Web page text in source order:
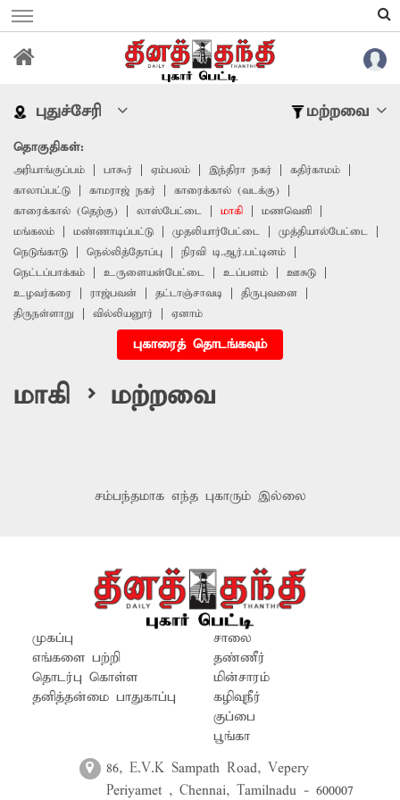
புதுச்சேரி மற்றவை
தொகுதிகள்:
அரியாங்குப்பம் பாகூர் ஏம்பலம் இந்திரா நகர்
கதிர்காமம்
காலாப்பட்டு
காமராஜ் நகர்
காரைக்கால் (வடக்கு)
காரைக்கால் (தெற்கு)
லாஸ்பேட்டை மாகி
மணவெளி
மங்கலம்
மண்ணாடிப்பட்டு முதலியார்பேட்டை
முத்தியால்பேட்டை
நெடுங்காடு
நெல்லித்தோப்பு
நிரவி டி.ஆர்.பட்டினம்
நெட்டப்பாக்கம்
உருளையன்பேட்டை உப்பளம்
ஊசுடு
உழவர்கரை
ராஜ்பவன் தட்டாஞ்சாவடி
திருபுவனை
திருநள்ளாறு
வில்லியனூர் ஏனாம்
புகாரைத் தொடங்கவும்
மாகி > மற்றவை
சம்பந்தமாக எந்த புகாரும் இல்லை
முகப்பு
எங்களை பற்றி
தொடர்பு கொள்ள
தனித்தன்மை பாதுகாப்பு
சாலை
தண்ணீர்
மின்சாரம்
கழிவுநீர்
குப்பை
பூங்கா
86, E.V.K Sampath Road, Vepery
Periyamet , Chennai, Tamilnadu - 600007